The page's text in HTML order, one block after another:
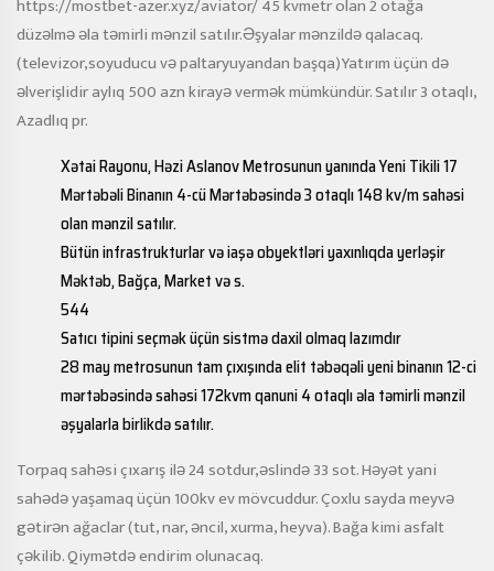
https://mostbet-azer.xyz/aviator/45 kvmetr olan 2 otağa
düzəlmə əla təmirli mənzil satılır.Əşyalar mənzildə qalacaq.
(televizor,soyuducu və paltaryuyandan başqa)Yatırım üçün də
əlverişlidir aylıq 500 azn kirayə vermək mümkündür. Satılır 3 otaqlı,
Azadlıq pr.
Xətai Rayonu, Həzi Aslanov Metrosunun yanında Yeni Tikili 17
Mərtəbəli Binanın 4-cü Mərtəbəsində 3 otaqlı 148 kv/m sahəsi
olan mənzil satılır.
Bütün infrastrukturlar və iaşə obyektləri yaxınlıqda yerləşir
Məktəb, Bağça, Market və s.
544
Satıcı tipini seçmək üçün sistmə daxil olmaq lazımdır
28 may metrosunun tam çıxışında elit təbəqəli yeni binanın 12-ci
mərtəbəsində sahəsi 172kvm qanuni 4 otaqlı əla təmirli mənzil
əşyalarla birlikdə satılır.
Torpaq sahəsi çıxarış ilə 24 sotdur,əslində 33 sot. Həyət yani
sahədə yaşamaq üçün 100kv ev mövcuddur. Çoxlu sayda meyvə
gətirən ağaclar (tut, nar, əncil, xurma, heyva). Bağa kimi asfalt
çəkilib. Qiymətdə endirim olunacaq.